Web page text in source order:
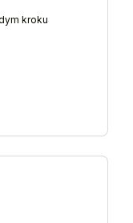
kroku